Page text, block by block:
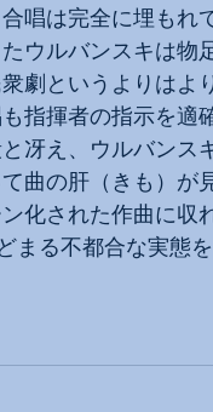
唱は完全に埋もれ
ウルバンスキは物
劇というよりはよ
指揮者の指示を適
冴え、ウルバンス
曲の肝（きも）が
化された作曲に収
まる不都合な実態